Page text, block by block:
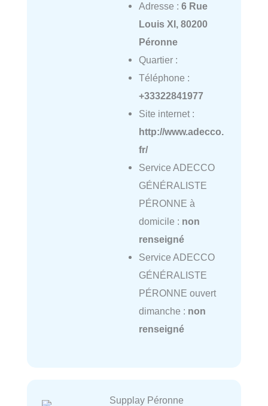
Adresse : 6 Rue
Louis XI, 80200
Péronne
Quartier :
Téléphone :
+33322841977
Site internet :
http://www.adecco.
fr/
Service ADECCO
GÉNÉRALISTE
PÉRONNE à
domicile : non
renseigné
Service ADECCO
GÉNÉRALISTE
PÉRONNE ouvert
dimanche : non
renseigné
Supplay Péronne